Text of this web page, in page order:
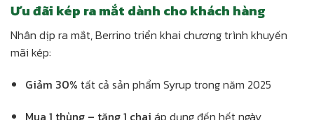
Ưu đãi kép ra mắt dành cho khách hàng
Nhân dịp ra mắt, Berrino triển khai chương trình khuyến
mãi kép:
Giảm 30% tất cả sản phẩm Syrup trong năm 2025
Mua 1 thùng – tặng 1 chai áp dụng đến hết ngày